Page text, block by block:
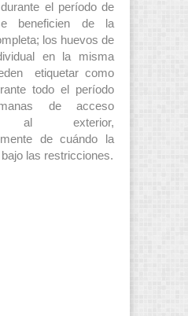
el período de
beneficien de la
los huevos de
en la misma
etiquetar como
todo el período
de acceso
al exterior,
de cuándo la
las restricciones.